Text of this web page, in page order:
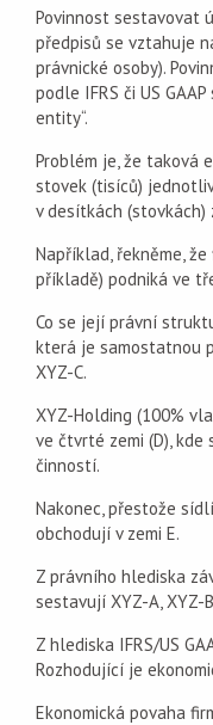
Povinnost sestavovat
předpisů se vztahuje
právnické osoby).
podle IFRS či US
entity“.
Problém je, že taková
stovek (tisíců)
v desítkách (stovkách)
Například, řekněme,
příkladě) podniká ve
Co se její právní
která je samostatnou
XYZ-C.
XYZ-Holding (100%
ve čtvrté zemi (D),
činností.
Nakonec, přestože
obchodují v zemi E.
Z právního hlediska
sestavují XYZ-A, XYZ-
Z hlediska IFRS/US
Rozhodující je
Ekonomická povaha